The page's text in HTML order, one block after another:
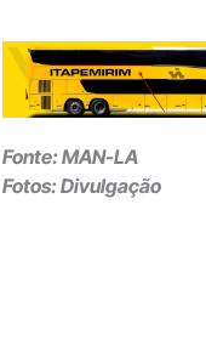
Fonte: MAN-LA
Fotos: Divulgação